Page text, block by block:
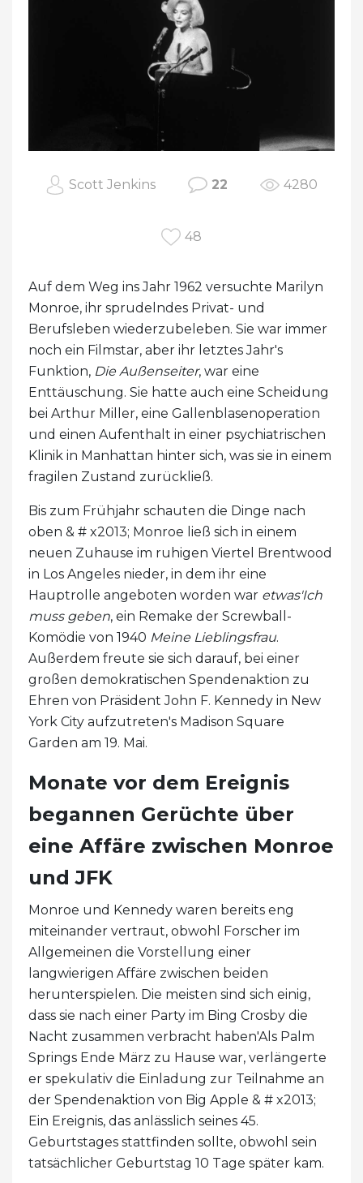
Scott Jenkins 22 4280
48
Auf dem Weg ins Jahr 1962 versuchte Marilyn
Monroe, ihr sprudelndes Privat- und
Berufsleben wiederzubeleben. Sie war immer
noch ein Filmstar, aber ihr letztes Jahr's
Funktion, Die Außenseiter, war eine
Enttäuschung. Sie hatte auch eine Scheidung
bei Arthur Miller, eine Gallenblasenoperation
und einen Aufenthalt in einer psychiatrischen
Klinik in Manhattan hinter sich, was sie in einem
fragilen Zustand zurückließ.
Bis zum Frühjahr schauten die Dinge nach
oben & # x2013; Monroe ließ sich in einem
neuen Zuhause im ruhigen Viertel Brentwood
in Los Angeles nieder, in dem ihr eine
Hauptrolle angeboten worden war etwas'Ich
muss geben, ein Remake der Screwball-
Komödie von 1940 Meine Lieblingsfrau.
Außerdem freute sie sich darauf, bei einer
großen demokratischen Spendenaktion zu
Ehren von Präsident John F. Kennedy in New
York City aufzutreten's Madison Square
Garden am 19. Mai.
Monate vor dem Ereignis
begannen Gerüchte über
eine Affäre zwischen Monroe
und JFK
Monroe und Kennedy waren bereits eng
miteinander vertraut, obwohl Forscher im
Allgemeinen die Vorstellung einer
langwierigen Affäre zwischen beiden
herunterspielen. Die meisten sind sich einig,
dass sie nach einer Party im Bing Crosby die
Nacht zusammen verbracht haben'Als Palm
Springs Ende März zu Hause war, verlängerte
er spekulativ die Einladung zur Teilnahme an
der Spendenaktion von Big Apple & # x2013;
Ein Ereignis, das anlässlich seines 45.
Geburtstages stattfinden sollte, obwohl sein
tatsächlicher Geburtstag 10 Tage später kam.